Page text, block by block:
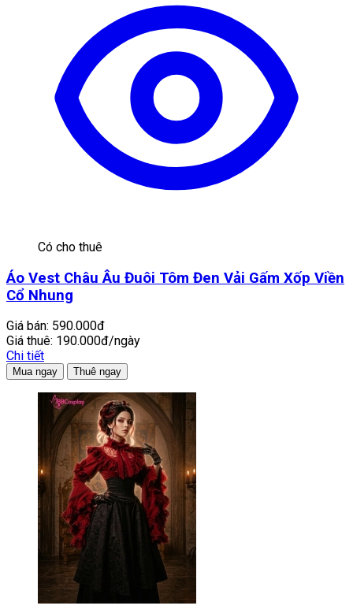
Có cho thuê
Áo Vest Châu Âu Đuôi Tôm Đen Vải Gấm Xốp Viền
Cổ Nhung
Giá bán: 590.000đ
Giá thuê: 190.000đ/ngày
Chi tiết
Mua ngay Thuê ngay